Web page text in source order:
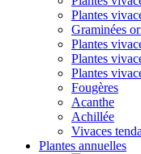
Plantes
Graminées
Plantes
Plantes
Plantes
Fougères
Acanthe
Achillée
Vivaces
Plantes annuelles